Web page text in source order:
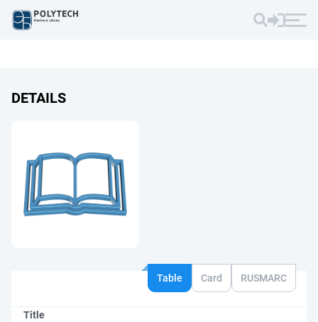
DETAILS
Table Card RUSMARC
Title